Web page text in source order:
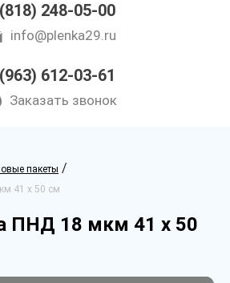
248-05-00
info@plenka29.ru
612-03-61
Заказать звонок
пакеты /
41 х 50 см
ПНД 18 мкм 41 х 50